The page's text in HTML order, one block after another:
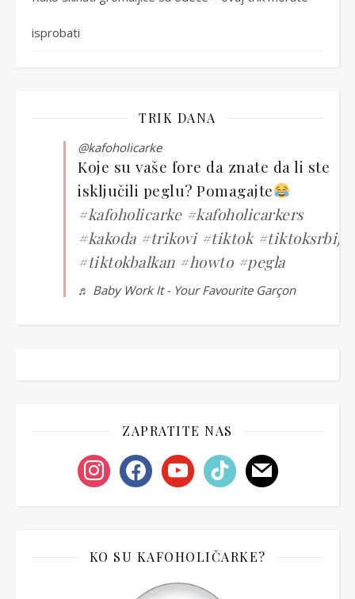
isprobati
TRIK DANA
@kafoholicarke
Koje su vaše fore da znate da li ste
isključili peglu? Pomagajte
#kafoholicarke #kafoholicarkers
#kakoda #trikovi #tiktok #tiktoksrbija
#tiktokbalkan #howto #pegla
♬ Baby Work It - Your Favourite Garçon
ZAPRATITE NAS
instagramfacebookyoutubetiktok mail
KO SU KAFOHOLIČARKE?